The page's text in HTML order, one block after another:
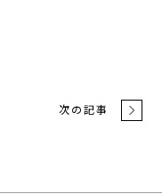
次の記事